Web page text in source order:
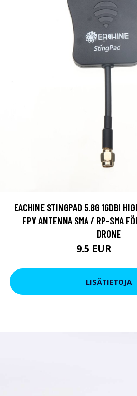
EACHINE STINGPAD 5.8G 16DBI
FPV ANTENNA SMA / RP-SMA
DRONE
9.5 EUR
LISÄTIETOJA